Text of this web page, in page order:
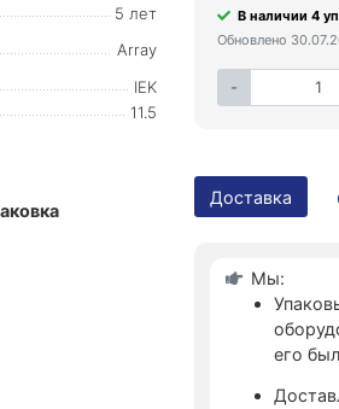
5 лет
Array
IEK
11.5
В наличии 4
Обновлено
-
Доставка
Мы:
его